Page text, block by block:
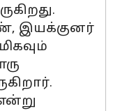
இயக்குனர்